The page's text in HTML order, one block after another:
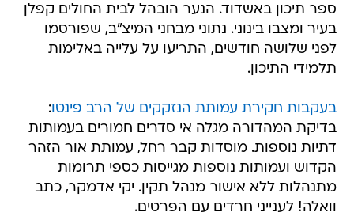
ספר תיכון באשדוד. הנער הובהל לבית החולים קפלן
בעיר ומצבו בינוני. נתוני מבחני המיצ"ב, שפורסמו
לפני שלושה חודשים, התריעו על עלייה באלימות
תלמידי התיכון.
בעקבות חקירת עמותת הנזקקים של הרב פינטו:
בדיקת המהדורה מגלה אי סדרים חמורים בעמותות
דתיות נוספות. מוסדות קבר רחל, עמותת אור הזהר
הקדוש ועמותות נוספות מגייסות כספי תרומות
מתנהלות ללא אישור מנהל תקין. יקי אדמקר, כתב
וואלה! לענייני חרדים עם הפרטים.